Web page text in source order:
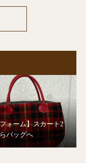
フォーム】スカート2
バッグへ